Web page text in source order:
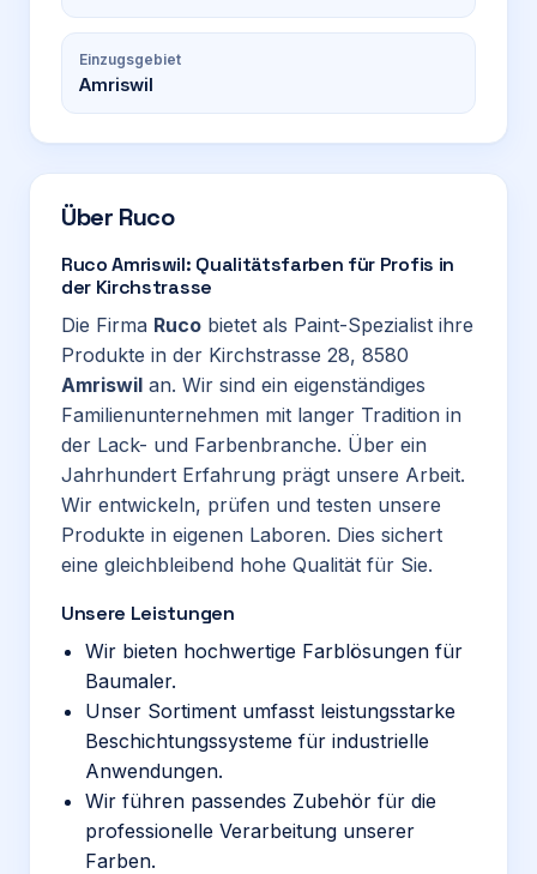
Einzugsgebiet
Amriswil
Über Ruco
Ruco Amriswil: Qualitätsfarben für Profis in
der Kirchstrasse
Die Firma Ruco bietet als Paint-Spezialist ihre
Produkte in der Kirchstrasse 28, 8580
Amriswil an. Wir sind ein eigenständiges
Familienunternehmen mit langer Tradition in
der Lack- und Farbenbranche. Über ein
Jahrhundert Erfahrung prägt unsere Arbeit.
Wir entwickeln, prüfen und testen unsere
Produkte in eigenen Laboren. Dies sichert
eine gleichbleibend hohe Qualität für Sie.
Unsere Leistungen
Wir bieten hochwertige Farblösungen für
Baumaler.
Unser Sortiment umfasst leistungsstarke
Beschichtungssysteme für industrielle
Anwendungen.
Wir führen passendes Zubehör für die
professionelle Verarbeitung unserer
Farben.